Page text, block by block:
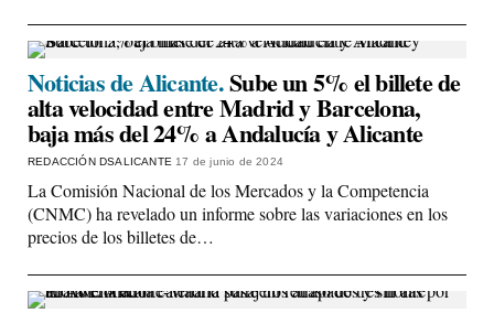
Noticias de Alicante.Sube un 5% el billete de
alta velocidad entre Madrid y Barcelona,
baja más del 24% a Andalucía y Alicante
REDACCIÓN DSALICANTE17 de junio de 2024
La Comisión Nacional de los Mercados y la Competencia
(CNMC) ha revelado un informe sobre las variaciones en los
precios de los billetes de…